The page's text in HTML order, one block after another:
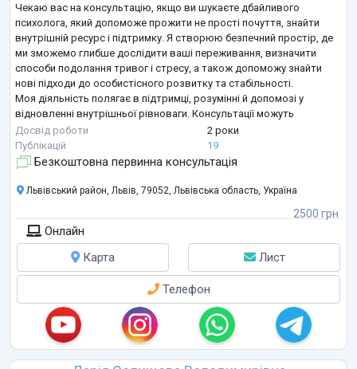
Чекаю вас на консультацію, якщо ви шукаєте дбайливого
психолога, який допоможе прожити не прості почуття, знайти
внутрішній ресурс і підтримку. Я створюю безпечний простір, де
ми зможемо глибше дослідити ваші переживання, визначити
способи подолання тривог і стресу, а також допоможу знайти
нові підходи до особистісного розвитку та стабільності.
Моя діяльність полягає в підтримці, розумінні й допомозі у
відновленні внутрішньої рівноваги. Консультації можуть
включати індивідуальні сесії під час яких ви зможете краще
зрозуміти себе, навчитися к
Досвід роботи
2 роки
Публікацій
19
Безкоштовна первинна консультація
2500 грн
Львівський район, Львів, 79052, Львівська область, Україна
Онлайн
Карта
Лист
Телефон